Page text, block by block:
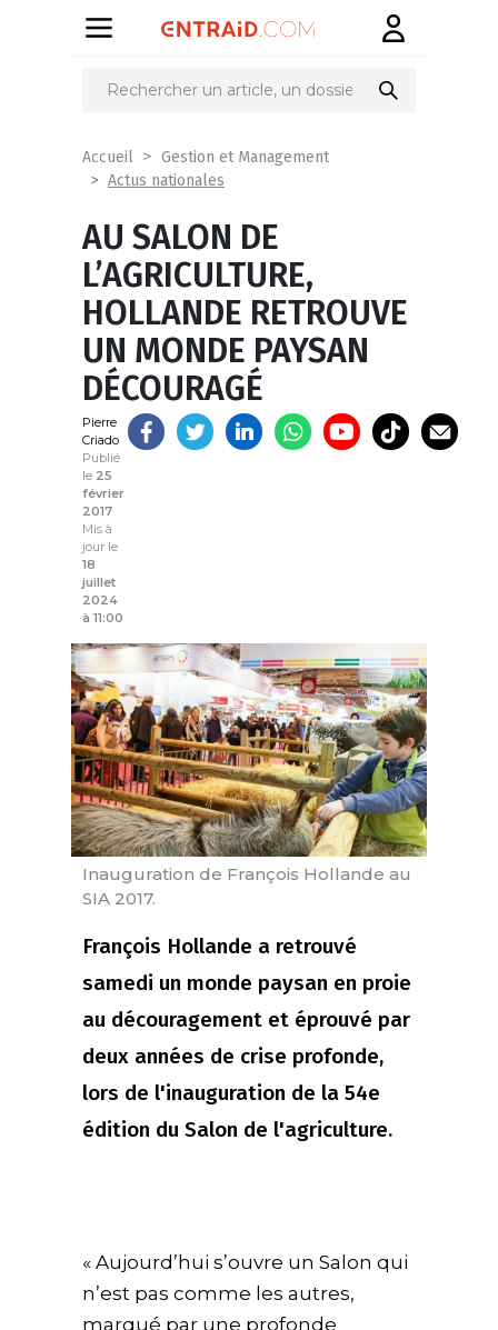
Partager
Accueil
Gestion et Management
Actus nationales
AU SALON DE
L’AGRICULTURE,
HOLLANDE RETROUVE
UN MONDE PAYSAN
DÉCOURAGÉ
Pierre
Criado
Publié
le 25
février
2017
Mis à
jour le
18
juillet
2024
à 11:00
Inauguration de François Hollande au
SIA 2017.
François Hollande a retrouvé
samedi un monde paysan en proie
au découragement et éprouvé par
deux années de crise profonde,
lors de l'inauguration de la 54e
édition du Salon de l'agriculture.
« Aujourd’hui s’ouvre un Salon qui
n’est pas comme les autres,
marqué par une profonde